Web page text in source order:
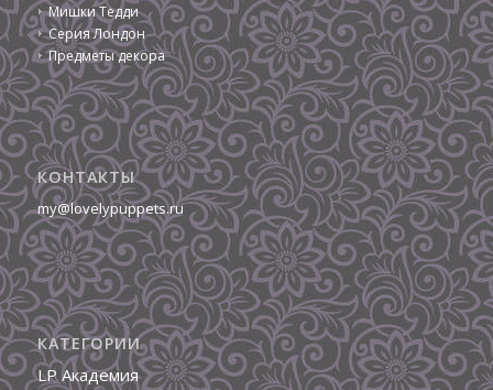
Мишки Тедди
Серия Лондон
Предметы декора
КОНТАКТЫ
my@lovelypuppets.ru
КАТЕГОРИИ
LP Академия